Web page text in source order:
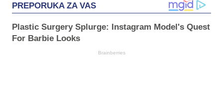
PREPORUKA ZA VAS
Plastic Surgery Splurge: Instagram Model's Quest
For Barbie Looks
Brainberries